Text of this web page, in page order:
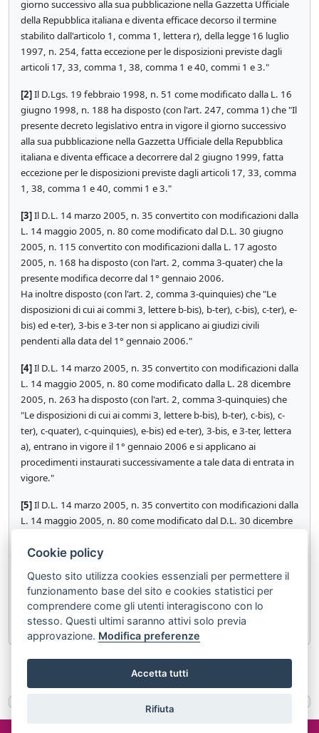
giorno successivo alla sua pubblicazione nella Gazzetta Ufficiale
della Repubblica italiana e diventa efficace decorso il termine
stabilito dall'articolo 1, comma 1, lettera r), della legge 16 luglio
1997, n. 254, fatta eccezione per le disposizioni previste dagli
articoli 17, 33, comma 1, 38, comma 1 e 40, commi 1 e 3."
[2]Il D.Lgs. 19 febbraio 1998, n. 51 come modificato dalla L. 16
giugno 1998, n. 188 ha disposto (con l'art. 247, comma 1) che "Il
presente decreto legislativo entra in vigore il giorno successivo
alla sua pubblicazione nella Gazzetta Ufficiale della Repubblica
italiana e diventa efficace a decorrere dal 2 giugno 1999, fatta
eccezione per le disposizioni previste dagli articoli 17, 33, comma
1, 38, comma 1 e 40, commi 1 e 3."
[3]Il D.L. 14 marzo 2005, n. 35 convertito con modificazioni dalla
L. 14 maggio 2005, n. 80 come modificato dal D.L. 30 giugno
2005, n. 115 convertito con modificazioni dalla L. 17 agosto
2005, n. 168 ha disposto (con l'art. 2, comma 3-quater) che la
presente modifica decorre dal 1° gennaio 2006.
Ha inoltre disposto (con l'art. 2, comma 3-quinquies) che "Le
disposizioni di cui ai commi 3, lettere b-bis), b-ter), c-bis), c-ter), e-
bis) ed e-ter), 3-bis e 3-ter non si applicano ai giudizi civili
pendenti alla data del 1° gennaio 2006."
[4]Il D.L. 14 marzo 2005, n. 35 convertito con modificazioni dalla
L. 14 maggio 2005, n. 80 come modificato dalla L. 28 dicembre
2005, n. 263 ha disposto (con l'art. 2, comma 3-quinquies) che
"Le disposizioni di cui ai commi 3, lettere b-bis), b-ter), c-bis), c-
ter), c-quater), c-quinquies), e-bis) ed e-ter), 3-bis, e 3-ter, lettera
a), entrano in vigore il 1° gennaio 2006 e si applicano ai
procedimenti instaurati successivamente a tale data di entrata in
vigore."
[5]Il D.L. 14 marzo 2005, n. 35 convertito con modificazioni dalla
L. 14 maggio 2005, n. 80 come modificato dal D.L. 30 dicembre
2006, n. 51 ha disposto (con l'art. 2, comma 3-quinquies) che "Le
quater), c-quinquies), e-bis) ed e-ter), 3-bis, e 3-ter, lettera a),
entrano in vigore il 1° marzo 2006 e si applicano ai procedimenti
instaurati successivamente a tale data di entrata in vigore."
Articolo 703 Articolo 705
Cookie policy
Questo sito utilizza cookies essenziali per permettere il
funzionamento base del sito e cookies statistici per
comprendere come gli utenti interagiscono con lo
stesso. Questi ultimi saranno attivi solo previa
approvazione. Modifica preferenze
Accetta tutti
Rifiuta